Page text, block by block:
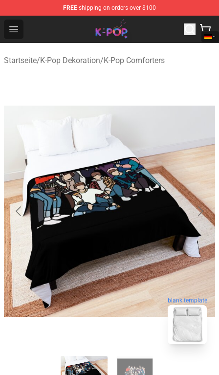
FREE shipping on orders over $100
Open menu
K-pop Store - Official K-pop Merchandise Shop
Startseite/K-Pop Dekoration/K-Pop Comforters
blank template